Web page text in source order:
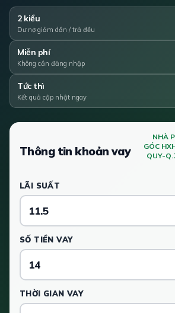
2 kiểu
Dư nợ giảm dần / trả đều
Miễn phí
Không cần đăng nhập
Tức thì
Kết quả cập nhật ngay
Thông tin khoản vay
NHÀ
GÓC
QUY-
LÃI SUẤT
SỐ TIỀN VAY
THỜI GIAN VAY